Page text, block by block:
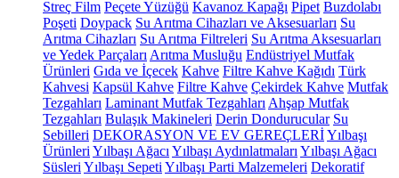
Streç Film Peçete Yüzüğü Kavanoz Kapağı Pipet Buzdolabı
Poşeti Doypack Su Arıtma Cihazları ve Aksesuarları Su
Arıtma Cihazları Su Arıtma Filtreleri Su Arıtma Aksesuarları
ve Yedek Parçaları Arıtma Musluğu Endüstriyel Mutfak
Ürünleri Gıda ve İçecek Kahve Filtre Kahve Kağıdı Türk
Kahvesi Kapsül Kahve Filtre Kahve Çekirdek Kahve Mutfak
Tezgahları Laminant Mutfak Tezgahları Ahşap Mutfak
Tezgahları Bulaşık Makineleri Derin Dondurucular Su
Sebilleri DEKORASYON VE EV GEREÇLERİYılbaşı
Ürünleri Yılbaşı Ağacı Yılbaşı Aydınlatmaları Yılbaşı Ağacı
Süsleri Yılbaşı Sepeti Yılbaşı Parti Malzemeleri Dekoratif